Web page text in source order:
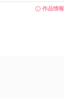
作品情報